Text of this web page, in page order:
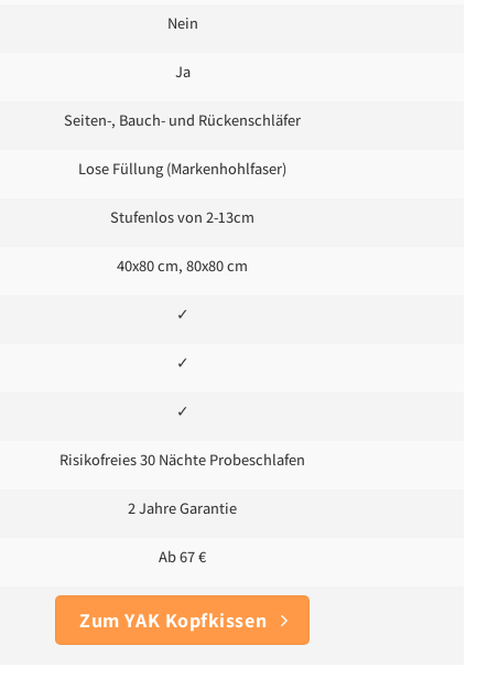
Nein
Ja
Seiten-, Bauch- und Rückenschläfer
Lose Füllung (Markenhohlfaser)
Stufenlos von 2-13cm
40x80 cm, 80x80 cm
✓
✓
✓
Risikofreies 30 Nächte Probeschlafen
2 Jahre Garantie
Ab 67 €
Zum YAK Kopfkissen